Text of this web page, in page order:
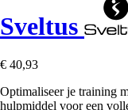
Sveltus
€ 40,93
Optimaliseer je training
hulpmiddel voor een